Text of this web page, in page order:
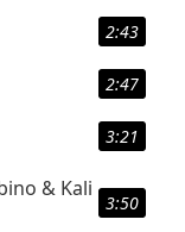
2:43
2:47
3:21
& Kali
3:50